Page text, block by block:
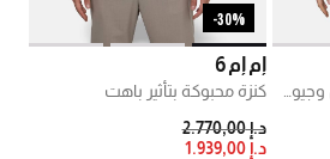
30%-
إم إم 6
كنزة محبوكة بتأثير باهت
PRICE REDUCED FROM
د.إ 2.770,00
TO
د.إ 1.939,00